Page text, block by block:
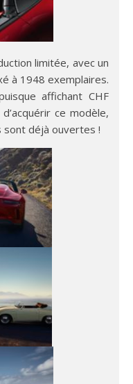
limitée, avec un
à 1948 exemplaires.
affichant CHF
ce modèle,
sont déjà ouvertes !